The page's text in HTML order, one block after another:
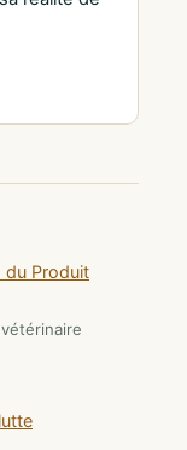
du Produit